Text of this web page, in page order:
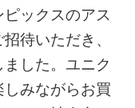
ックスのアス
待いただき、
した。ユニク
みながらお買